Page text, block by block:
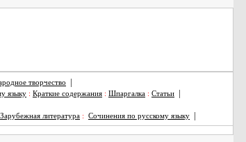
творчество
|
языку : Краткие содержания : Шпаргалка : Статьи
|
Зарубежная литература : Сочинения по русскому языку |